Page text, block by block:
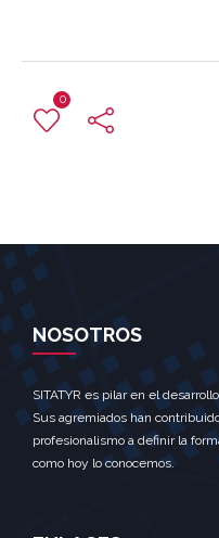
0
NOSOTROS
SITATYR es pilar en el
Sus agremiados han
profesionalismo a definir la
como hoy lo conocemos.